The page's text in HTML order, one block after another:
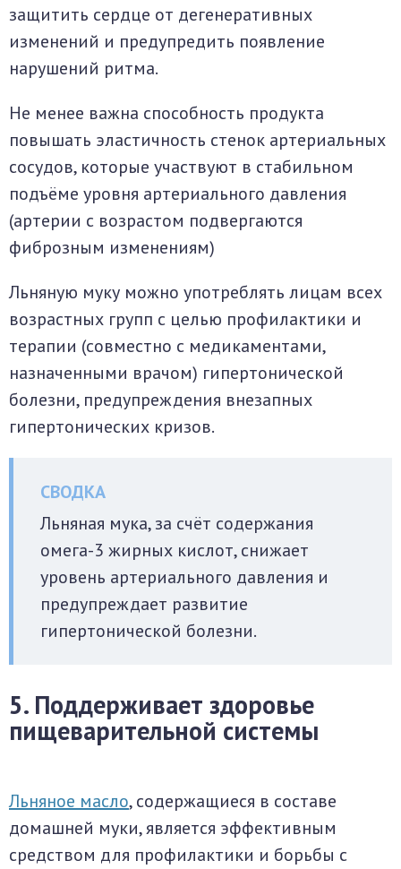
защитить сердце от дегенеративных
изменений и предупредить появление
нарушений ритма.
Не менее важна способность продукта
повышать эластичность стенок артериальных
сосудов, которые участвуют в стабильном
подъёме уровня артериального давления
(артерии с возрастом подвергаются
фиброзным изменениям)
Льняную муку можно употреблять лицам всех
возрастных групп с целью профилактики и
терапии (совместно с медикаментами,
назначенными врачом) гипертонической
болезни, предупреждения внезапных
гипертонических кризов.
Льняная мука, за счёт содержания
омега-3 жирных кислот, снижает
уровень артериального давления и
предупреждает развитие
гипертонической болезни.
5. Поддерживает здоровье
пищеварительной системы
Льняное масло, содержащиеся в составе
домашней муки, является эффективным
средством для профилактики и борьбы с